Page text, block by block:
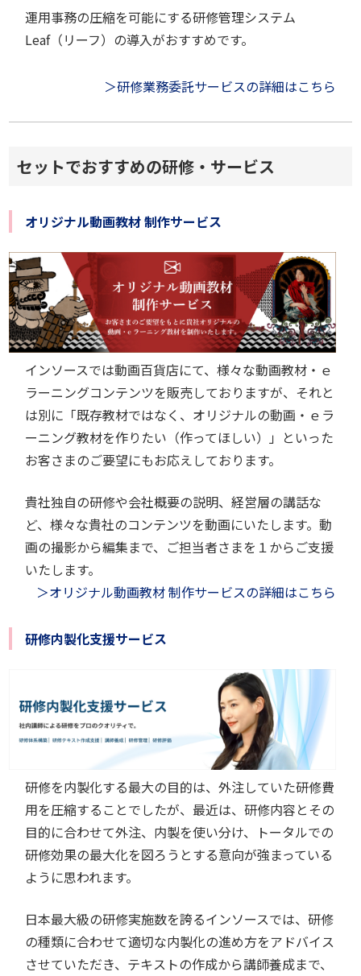
運用事務の圧縮を可能にする研修管理システム
Leaf（リーフ）の導入がおすすめです。
＞研修業務委託サービスの詳細はこちら
セットでおすすめの研修・サービス
オリジナル動画教材 制作サービス
インソースでは動画百貨店にて、様々な動画教材・ｅ
ラーニングコンテンツを販売しておりますが、それと
は別に「既存教材ではなく、オリジナルの動画・ｅラ
ーニング教材を作りたい（作ってほしい）」といった
お客さまのご要望にもお応えしております。
貴社独自の研修や会社概要の説明、経営層の講話な
ど、様々な貴社のコンテンツを動画にいたします。動
画の撮影から編集まで、ご担当者さまを１からご支援
いたします。
＞オリジナル動画教材 制作サービスの詳細はこちら
研修内製化支援サービス
研修を内製化する最大の目的は、外注していた研修費
用を圧縮することでしたが、最近は、研修内容とその
目的に合わせて外注、内製を使い分け、トータルでの
研修効果の最大化を図ろうとする意向が強まっている
ように思われます。
日本最大級の研修実施数を誇るインソースでは、研修
の種類に合わせて適切な内製化の進め方をアドバイス
させていただき、テキストの作成から講師養成まで、